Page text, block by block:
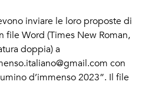
inviare le loro proposte di
file Word (Times New Roman,
doppia) a
con
d’immenso 2023”. Il file